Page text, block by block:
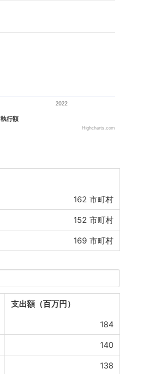
執行額
2022
Highcharts.com
162 市町村
152 市町村
169 市町村
支出額（百万円）
184
140
138